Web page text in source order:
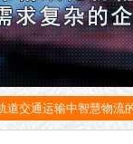
道交通运输中智慧物流